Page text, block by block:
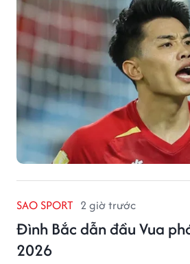
SAO SPORT 2 giờ trước
Đình Bắc dẫn đầu Vua
2026